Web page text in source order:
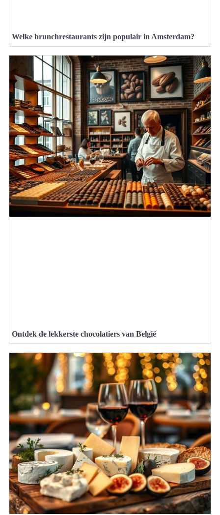
Welke brunchrestaurants zijn populair in Amsterdam?
Ontdek de lekkerste chocolatiers van België